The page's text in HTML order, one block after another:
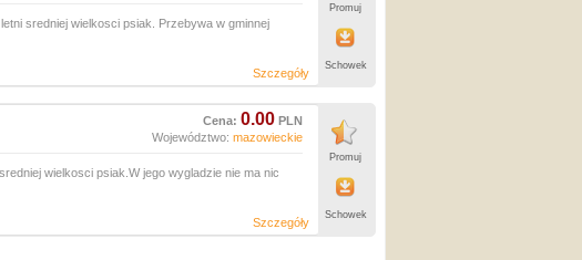
sredniej wielkosci psiak. Przebywa w gminnej
Szczegóły
Promuj
Schowek
Cena: 0.00 PLN
Województwo: mazowieckie
wielkosci psiak.W jego wygladzie nie ma nic
Szczegóły
Promuj
Schowek